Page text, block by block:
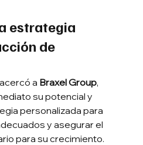
estrategia
de
a Braxel Group,
su potencial y
personalizada para
y asegurar el
para su crecimiento.